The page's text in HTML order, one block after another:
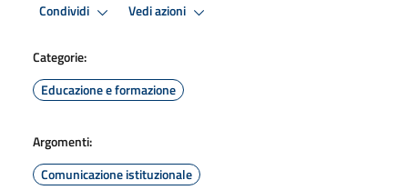
Condividi Vedi azioni
Categorie:
Educazione e formazione
Argomenti:
Comunicazione istituzionale